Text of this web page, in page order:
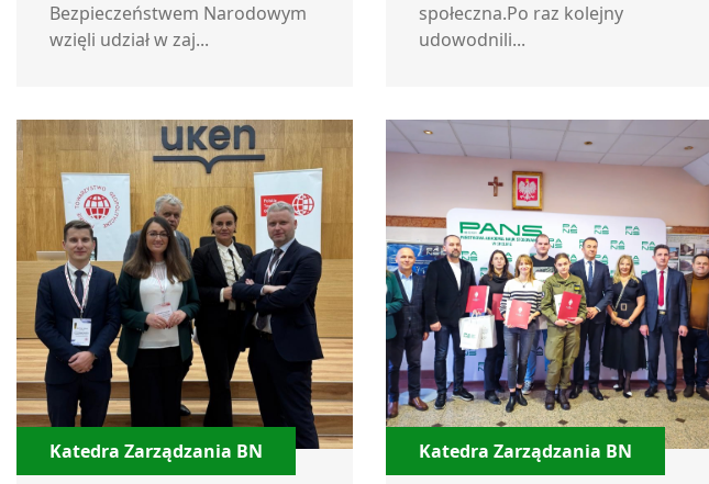
Bezpieczeństwem Narodowym
wzięli udział w zaj...
społeczna.Po raz kolejny
udowodnili...
Katedra Zarządzania BN Katedra Zarządzania BN